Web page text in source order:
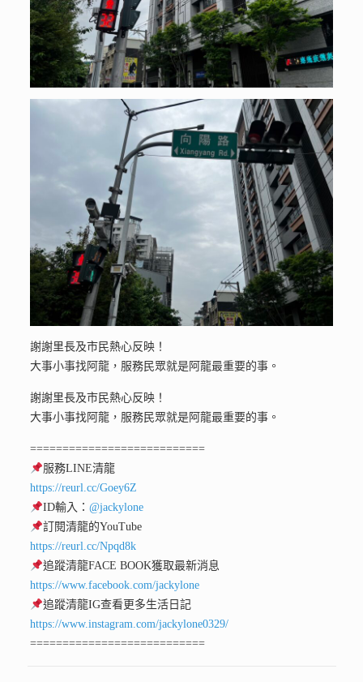
謝謝里長及市民熱心反映！
大事小事找阿龍，服務民眾就是阿龍最重要的事。
謝謝里長及市民熱心反映！
大事小事找阿龍，服務民眾就是阿龍最重要的事。
===========================
服務LINE清龍
https://reurl.cc/Goey6Z
ID輸入：@jackylone
訂閱清龍的YouTube
https://reurl.cc/Npqd8k
追蹤清龍FACE BOOK獲取最新消息
https://www.facebook.com/jackylone
追蹤清龍IG查看更多生活日記
https://www.instagram.com/jackylone0329/
===========================